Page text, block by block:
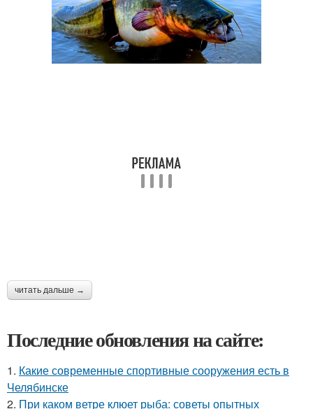
читать дальше →
Последние обновления на сайте:
1. Какие современные спортивные сооружения есть в
Челябинске
2. При каком ветре клюет рыба: советы опытных